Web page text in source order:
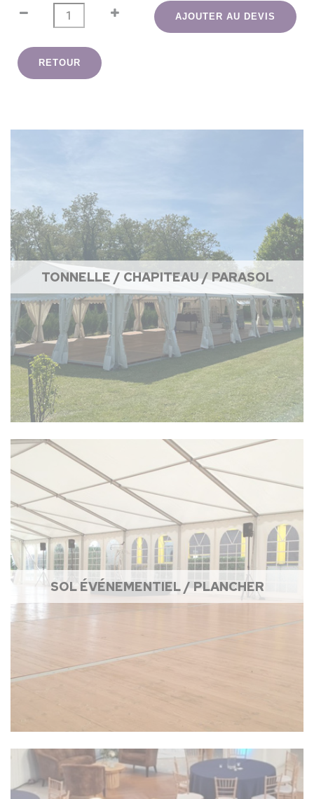
AJOUTER AU DEVIS
RETOUR
TONNELLE / CHAPITEAU / PARASOL
SOL ÉVÉNEMENTIEL / PLANCHER